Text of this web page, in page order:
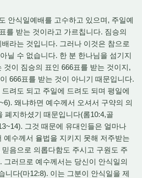
안식일예배를 고수하고 있으며, 주일예
를 받는 것이라고 가르칩니다. 짐승의
라는 것입니다. 그러나 이것은 참으로
닐 수 없습니다. 한 분 한나님을 섬기지
것이 짐승의 표인 666표를 받는 것이지,
666표를 받는 것이 아니기 때문입니다.
려도 되고 주일에 드려도 되며 평일에
왜냐하면 예수께서 오셔서 구약의 의
폐지하셨기 때문입니다(롬10:4,골
그것 때문에 유대인들은 얼마나
예수께서 율법을 지키지 못해 저주받는
음으로 의롭다함도 주시고 구원도 주
그러므로 예수께서는 당신이 안식일의
니다(마12:8). 이는 그분이 안식일을 제